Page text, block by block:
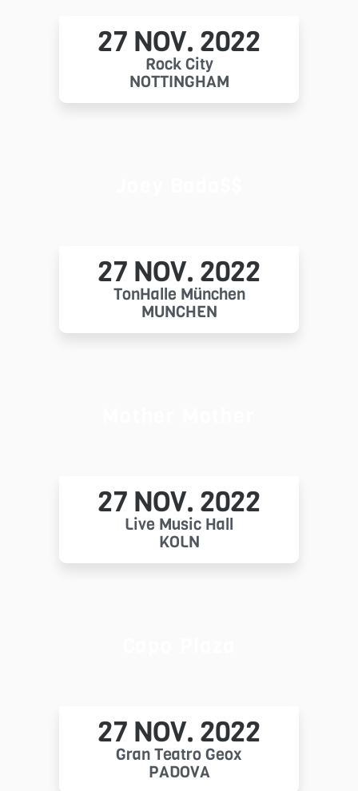
27 NOV. 2022
Rock City
NOTTINGHAM
27 NOV. 2022
TonHalle München
MÜNCHEN
27 NOV. 2022
Live Music Hall
KÖLN
27 NOV. 2022
Gran Teatro Geox
PADOVA